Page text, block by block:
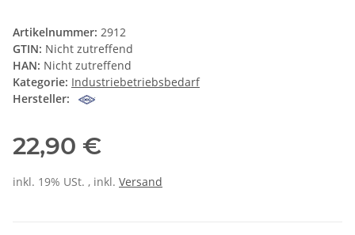
Artikelnummer: 2912
GTIN: Nicht zutreffend
HAN: Nicht zutreffend
Kategorie: Industriebetriebsbedarf
Hersteller:
22,90 €
inkl. 19% USt. , inkl. Versand